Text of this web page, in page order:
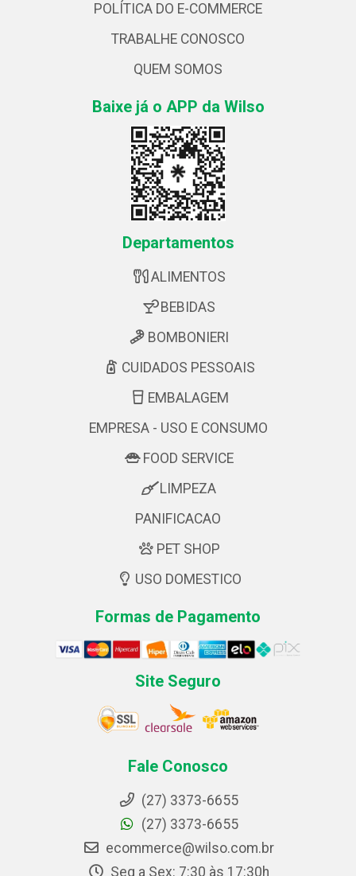
POLÍTICA DO E-COMMERCE
TRABALHE CONOSCO
QUEM SOMOS
Baixe já o APP da Wilso
Departamentos
ALIMENTOS
BEBIDAS
BOMBONIERI
CUIDADOS PESSOAIS
EMBALAGEM
EMPRESA - USO E CONSUMO
FOOD SERVICE
LIMPEZA
PANIFICACAO
PET SHOP
USO DOMESTICO
Formas de Pagamento
Site Seguro
Fale Conosco
(27) 3373-6655
(27) 3373-6655
ecommerce@wilso.com.br
Seg a Sex: 7:30 às 17:30h